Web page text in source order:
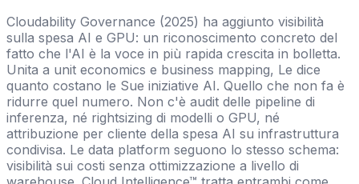
Cloudability Governance (2025) ha aggiunto visibilità
sulla spesa AI e GPU: un riconoscimento concreto del
fatto che l'AI è la voce in più rapida crescita in bolletta.
Unita a unit economics e business mapping, Le dice
quanto costano le Sue iniziative AI. Quello che non fa è
ridurre quel numero. Non c'è audit delle pipeline di
inferenza, né rightsizing di modelli o GPU, né
attribuzione per cliente della spesa AI su infrastruttura
condivisa. Le data platform seguono lo stesso schema:
visibilità sui costi senza ottimizzazione a livello di